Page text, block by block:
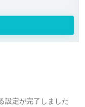
設定が完了しました